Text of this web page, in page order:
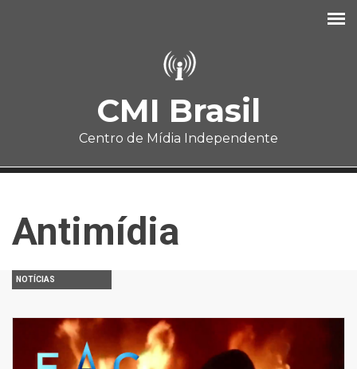
CMI Brasil
Centro de Mídia Independente
Antimídia
NOTÍCIAS